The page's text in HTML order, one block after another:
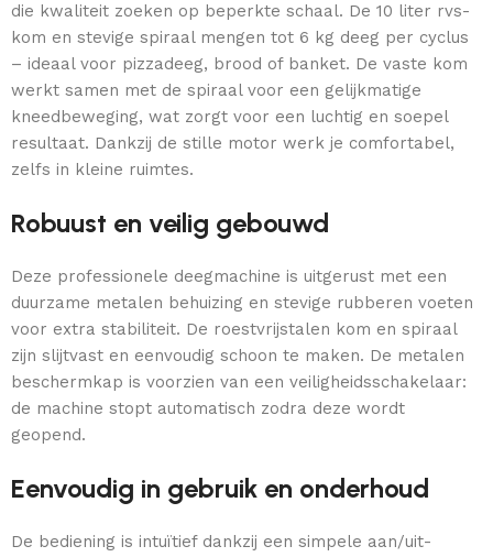
die kwaliteit zoeken op beperkte schaal. De 10 liter rvs-
kom en stevige spiraal mengen tot 6 kg deeg per cyclus
– ideaal voor pizzadeeg, brood of banket. De vaste kom
werkt samen met de spiraal voor een gelijkmatige
kneedbeweging, wat zorgt voor een luchtig en soepel
resultaat. Dankzij de stille motor werk je comfortabel,
zelfs in kleine ruimtes.
Robuust en veilig gebouwd
Deze professionele deegmachine is uitgerust met een
duurzame metalen behuizing en stevige rubberen voeten
voor extra stabiliteit. De roestvrijstalen kom en spiraal
zijn slijtvast en eenvoudig schoon te maken. De metalen
beschermkap is voorzien van een veiligheidsschakelaar:
de machine stopt automatisch zodra deze wordt
geopend.
Eenvoudig in gebruik en onderhoud
De bediening is intuïtief dankzij een simpele aan/uit-